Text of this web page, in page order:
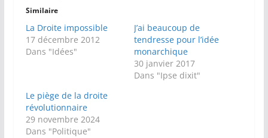
Similaire
La Droite impossible
17 décembre 2012
Dans "Idées"
J’ai beaucoup de
tendresse pour l’idée
monarchique
30 janvier 2017
Dans "Ipse dixit"
Le piège de la droite
révolutionnaire
29 novembre 2024
Dans "Politique"